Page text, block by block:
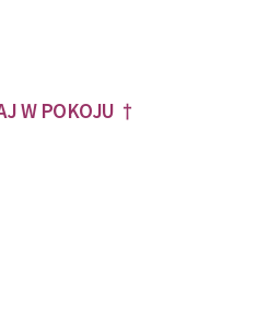
W POKOJU †